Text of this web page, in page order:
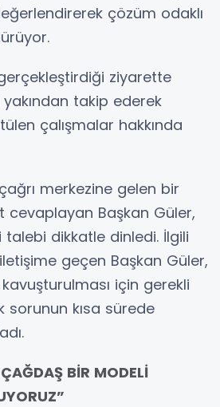
çözüm odaklı
ziyarette
takip ederek
çalışmalar hakkında
merkezine gelen bir
Başkan Güler,
dikkatle dinledi. İlgili
geçen Başkan Güler,
için gerekli
sorunun kısa sürede
BİR MODELİ